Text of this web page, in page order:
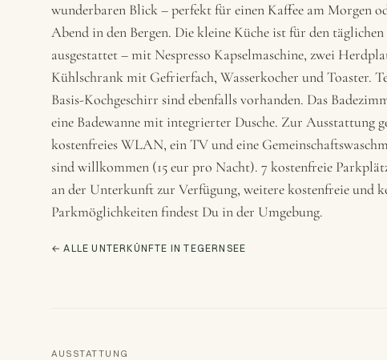
wunderbaren Blick – perfekt für einen Kaffee am Morgen
Abend in den Bergen. Die kleine Küche ist für den
ausgestattet – mit Nespresso Kapselmaschine, zwei
Kühlschrank mit Gefrierfach, Wasserkocher und Toaster.
Basis-Kochgeschirr sind ebenfalls vorhanden. Das
eine Badewanne mit integrierter Dusche. Zur Ausstattung
kostenfreies WLAN, ein TV und eine
sind willkommen (15 eur pro Nacht). 7 kostenfreie
an der Unterkunft zur Verfügung, weitere kostenfreie und
Parkmöglichkeiten findest Du in der Umgebung.
← ALLE UNTERKÜNFTE IN TEGERNSEE
AUSSTATTUNG